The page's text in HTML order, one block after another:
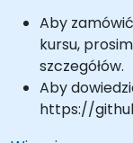
Aby
kursu,
szczegółów.
Aby
https://